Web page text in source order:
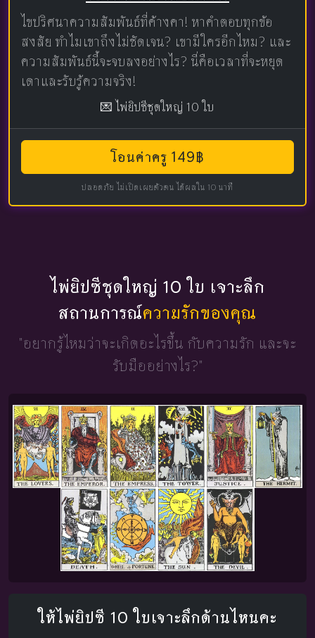
ไขปริศนาความสัมพันธ์ที่ค้างคา! หาคำตอบทุกข้อ
สงสัย ทำไมเขาถึงไม่ชัดเจน? เขามีใครอีกไหม? และ
ความสัมพันธ์นี้จะจบลงอย่างไร? นี่คือเวลาที่จะหยุด
เดาและรับรู้ความจริง!
💌 ไพ่ยิปซีชุดใหญ่ 10 ใบ
โอนค่าครู 149฿
ปลอดภัย ไม่เปิดเผยตัวตน ได้ผลใน 10 นาที
ไพ่ยิปซีชุดใหญ่ 10 ใบ เจาะลึก
สถานการณ์ความรักของคุณ
"อยากรู้ไหมว่าจะเกิดอะไรขึ้น กับความรัก และจะ
รับมืออย่างไร?"
ให้ไพ่ยิปซี 10 ใบเจาะลึกด้านไหนคะ